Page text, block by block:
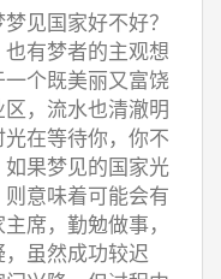
见国家好不好？
有梦者的主观想
个既美丽又富饶
，流水也清澈明
在等待你，你不
果梦见的国家光
意味着可能会有
席，勤勉做事，
虽然成功较迟